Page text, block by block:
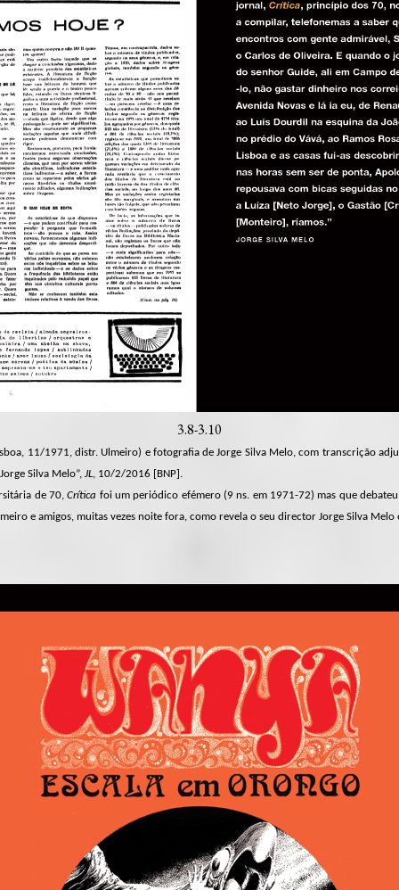
3.8-3.10
11/1971, distr. Ulmeiro) e fotografia de Jorge Silva Melo, com transcrição
Silva Melo”, JL, 10/2/2016 [BNP].
de 70,Crítica foi um periódico efémero (9 ns. em 1971-72) mas que
e amigos, muitas vezes noite fora, como revela o seu director Jorge Silva